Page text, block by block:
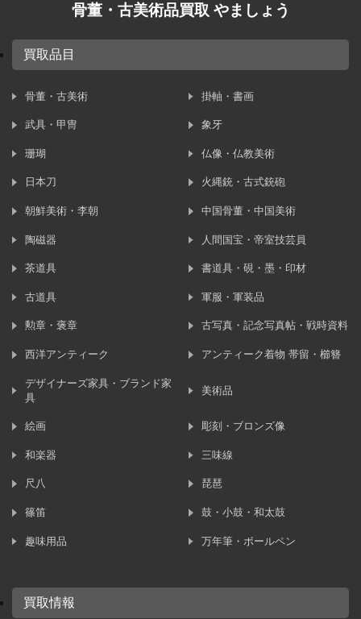
骨董・古美術品買取 やましょう
買取品目
骨董・古美術 掛軸・書画
武具・甲冑 象牙
珊瑚 仏像・仏教美術
日本刀 火縄銃・古式銃砲
朝鮮美術・李朝 中国骨董・中国美術
陶磁器 人間国宝・帝室技芸員
茶道具 書道具・硯・墨・印材
古道具 軍服・軍装品
勲章・褒章 古写真・記念写真帖・戦時資料
西洋アンティーク アンティーク着物 帯留・櫛簪
デザイナーズ家具・ブランド家
具
美術品
絵画 彫刻・ブロンズ像
和楽器 三味線
尺八 琵琶
篠笛 鼓・小鼓・和太鼓
趣味用品 万年筆・ボールペン
買取情報